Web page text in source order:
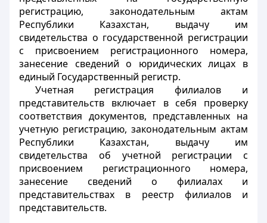
регистрацию, законодательным актам
Республики Казахстан, выдачу им
свидетельства о государственной регистрации
с присвоением регистрационного номера,
занесение сведений о юридических лицах в
единый Государственный регистр.
Учетная регистрация филиалов и
представительств включает в себя проверку
соответствия документов, представленных на
учетную регистрацию, законодательным актам
Республики Казахстан, выдачу им
свидетельства об учетной регистрации с
присвоением регистрационного номера,
занесение сведений о филиалах и
представительствах в реестр филиалов и
представительств.